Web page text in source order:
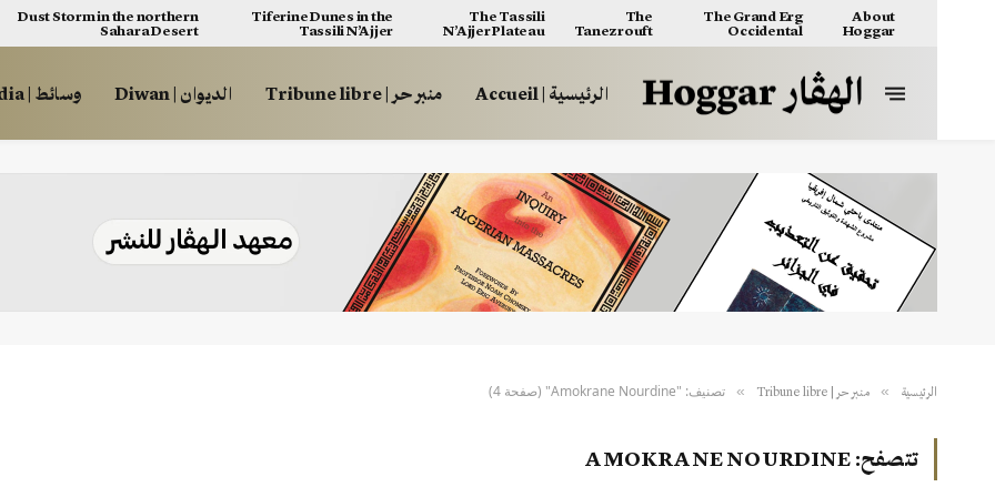
About
Hoggar
The Grand Erg
Occidental
The
Tanezrouft
The Tassili
N’Ajjer Plateau
Tiferine Dunes in the
Tassili N’Ajjer
Dust Storm in the northern
Sahara Desert
الرئيسية | Accueil منبر حر | Tribune libre الديوان | Diwan وسائط | Multimédia
الرئيسية » منبر حر | Tribune libre » تصنيف: "Amokrane Nourdine" (صفحة 4)
تتصفح: AMOKRANE NOURDINE